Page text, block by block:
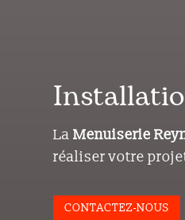
LaMenuiserie
réaliser votre
CONTACTEZ-NOUS